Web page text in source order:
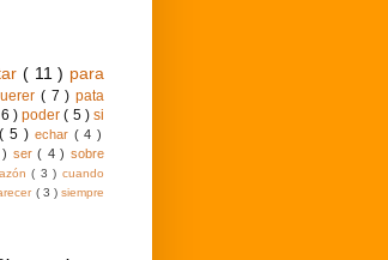
( 11 ) para
( 7 )pata
6 )poder( 5 )si
( 5 ) echar ( 4 )
ser( 4 )sobre
( 3 )cuando
( 3 )siempre